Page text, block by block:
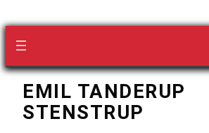
EMIL TANDERUP
STENSTRUP